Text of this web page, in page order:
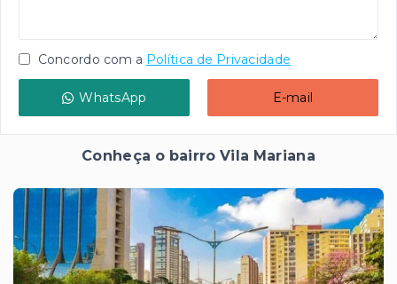
Concordo com a Política de Privacidade
WhatsApp E-mail
Conheça o bairro Vila Mariana